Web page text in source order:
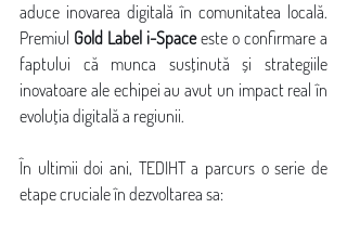
aduce inovarea digitală în comunitatea locală.
Premiul Gold Label i-Space este o confirmare a
faptului că munca susținută și strategiile
inovatoare ale echipei au avut un impact real în
evoluția digitală a regiunii.
În ultimii doi ani, TEDIHT a parcurs o serie de
etape cruciale în dezvoltarea sa: